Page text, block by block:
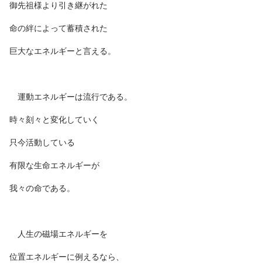
御先祖様より引き継がれた
命の絆によって蓄積された
巨大なエネルギーと言える。
運動エネルギーは流行である。
時々刻々と変化していく
只今活動している
有限な生命エネルギーが
我々の命である。
人生の磁場エネルギーを
位置エネルギーに例えるなら、